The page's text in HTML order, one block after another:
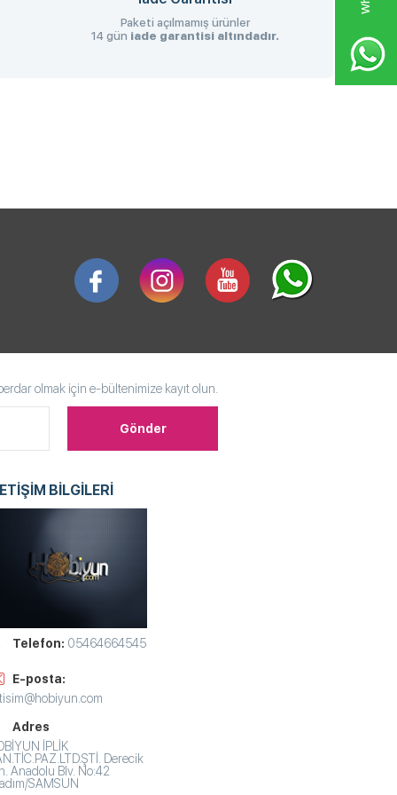
Paketi açılmamış ürünler
14 gün iade garantisi altındadır.
olmak için e-bültenimize kayıt olun.
BİLGİLERİ
Telefon: 05464664545
E-posta:
Adres
İPLİK
Derecik
Anadolu Blv. No:42
SAMSUN